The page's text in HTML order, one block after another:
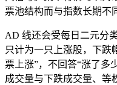
票池结构而与指数长期不
AD 线还会受每日二元分
只计为一只上涨股，下跌
票上涨”，不回答“涨了多
成交量与下跌成交量、等